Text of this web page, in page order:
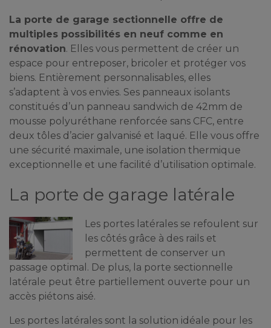
La porte de garage sectionnelle offre de
multiples possibilités en neuf comme en
rénovation. Elles vous permettent de créer un
espace pour entreposer, bricoler et protéger vos
biens. Entièrement personnalisables, elles
s’adaptent à vos envies. Ses panneaux isolants
constitués d’un panneau sandwich de 42mm de
mousse polyuréthane renforcée sans CFC, entre
deux tôles d’acier galvanisé et laqué. Elle vous offre
une sécurité maximale, une isolation thermique
exceptionnelle et une facilité d’utilisation optimale.
La porte de garage latérale
Les portes latérales se refoulent sur
les côtés grâce à des rails et
permettent de conserver un
passage optimal. De plus, la porte sectionnelle
latérale peut être partiellement ouverte pour un
accès piétons aisé.
Les portes latérales sont la solution idéale pour les